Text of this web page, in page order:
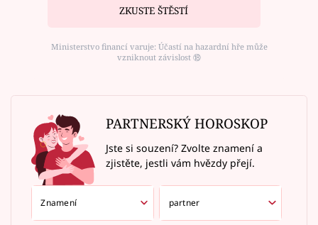
ZKUSTE ŠTĚSTÍ
Ministerstvo financí varuje: Účastí na hazardní hře může
vzniknout závislost ⑱
PARTNERSKÝ HOROSKOP
Jste si souzení? Zvolte znamení a
zjistěte, jestli vám hvězdy přejí.